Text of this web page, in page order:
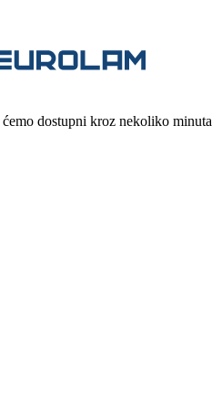
dostupni kroz nekoliko minuta